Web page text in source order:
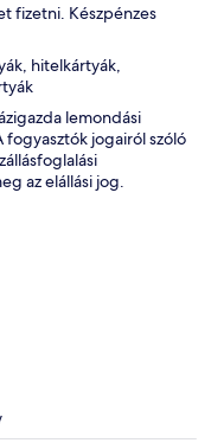
fizetni. Készpénzes
hitelkártyák,
lemondási
fogyasztók jogairól szóló
az elállási jog.